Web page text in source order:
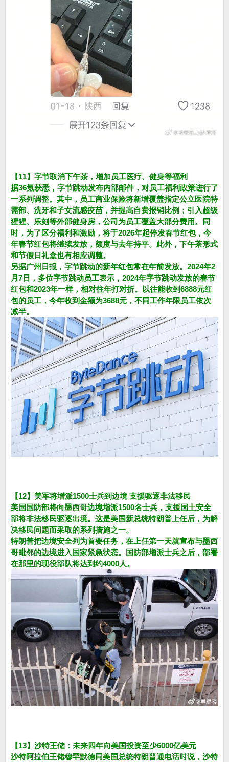
【11】字节取消下午茶，增加员工医疗、健身等福利
据36氪获悉，字节跳动发布内部邮件，对员工福利政策进行了
一系列调整。其中，员工商业保险将新增覆盖指定公立医院特
需部、洗牙和子女流感疫苗，并提高自费报销比例；引入超级
猩猩、乐刻等外部健身房，公司为员工覆盖大部分费用。同
时，为了区分福利和激励，将于2026年起停发春节红包，今
年春节红包将继续发放，额度与去年持平。此外，下午茶形式
和节假日礼盒也有相应调整。
另据广州日报，字节跳动的新年红包常在年前发放。2024年2
月7日，多位字节跳动员工表示，2024年字节跳动发放的春节
红包和2023年一样，相对往年打对折。以往能收到6888元红
包的员工，今年收到金额为3688元，不同工作年限员工依次
减半。
【12】美军将增派1500士兵到边境 支援驱逐非法移民
美国国防部将向墨西哥边境增派1500名士兵，支援国土安全
部将非法移民驱逐出境。这是美国新总统特朗普上任后，为解
决移民问题而采取的系列措施之一。
特朗普把边境安全列为首要任务，在上任第一天就宣布与墨西
哥毗邻的边境进入国家紧急状态。国防部增派士兵之后，部署
在那里的现役部队将达到约4000人。
【13】沙特王储：未来四年向美国投资至少6000亿美元
沙特阿拉伯王储穆罕默德同美国总统特朗普通电话时说，沙特